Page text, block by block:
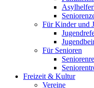
Für Kinder und
Für Senioren
Freizeit & Kultur
Vereine